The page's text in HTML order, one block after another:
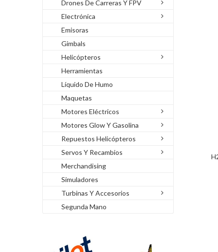
Drones De Carreras Y FPV
Electrónica
Emisoras
Gimbals
Helicópteros
Herramientas
Líquido De Humo
Maquetas
Motores Eléctricos
Motores Glow Y Gasolina
Repuestos Helicópteros
Servos Y Recambios
Merchandising
Simuladores
Turbinas Y Accesorios
Segunda Mano